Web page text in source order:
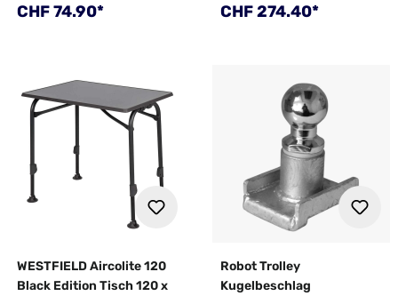
Regulärer Preis:
CHF 74.90* Regulärer Preis:
CHF 274.40*
WESTFIELD Aircolite 120
Black Edition Tisch 120 x
Robot Trolley
Kugelbeschlag